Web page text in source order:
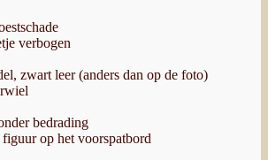
verbogen
zwart leer (anders dan op de foto)
bedrading
op het voorspatbord